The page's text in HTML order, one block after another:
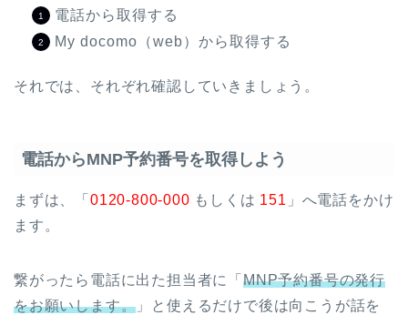
電話から取得する
My docomo（web）から取得する
それでは、それぞれ確認していきましょう。
電話からMNP予約番号を取得しよう
まずは、「 0120-800-000 もしくは 151 」へ電話をかけ
ます。
繋がったら電話に出た担当者に「 MNP予約番号の発行
をお願いします。 」と使えるだけで後は向こうが話を